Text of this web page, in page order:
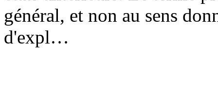
général, et non au sens
d'expl…